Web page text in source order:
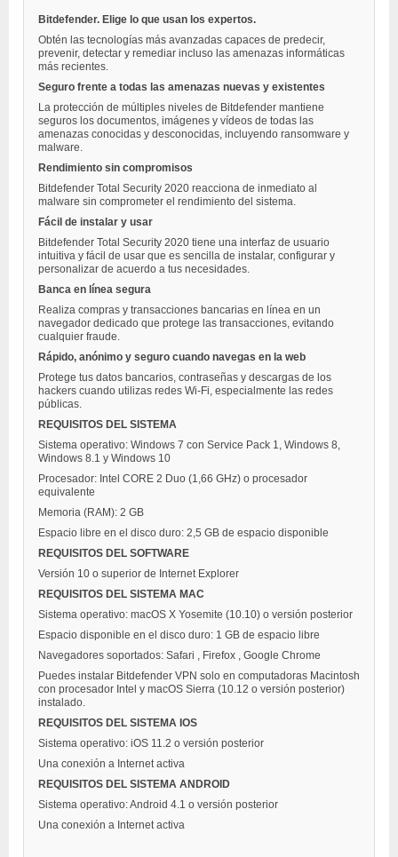
Bitdefender. Elige lo que usan los expertos.
Obtén las tecnologías más avanzadas capaces de predecir,
prevenir, detectar y remediar incluso las amenazas informáticas
más recientes.
Seguro frente a todas las amenazas nuevas y existentes
La protección de múltiples niveles de Bitdefender mantiene
seguros los documentos, imágenes y vídeos de todas las
amenazas conocidas y desconocidas, incluyendo ransomware y
malware.
Rendimiento sin compromisos
Bitdefender Total Security 2020 reacciona de inmediato al
malware sin comprometer el rendimiento del sistema.
Fácil de instalar y usar
Bitdefender Total Security 2020 tiene una interfaz de usuario
intuitiva y fácil de usar que es sencilla de instalar, configurar y
personalizar de acuerdo a tus necesidades.
Banca en línea segura
Realiza compras y transacciones bancarias en línea en un
navegador dedicado que protege las transacciones, evitando
cualquier fraude.
Rápido, anónimo y seguro cuando navegas en la web
Protege tus datos bancarios, contraseñas y descargas de los
hackers cuando utilizas redes Wi-Fi, especialmente las redes
públicas.
REQUISITOS DEL SISTEMA
Sistema operativo: Windows 7 con Service Pack 1, Windows 8,
Windows 8.1 y Windows 10
Procesador: Intel CORE 2 Duo (1,66 GHz) o procesador
equivalente
Memoria (RAM): 2 GB
Espacio libre en el disco duro: 2,5 GB de espacio disponible
REQUISITOS DEL SOFTWARE
Versión 10 o superior de Internet Explorer
REQUISITOS DEL SISTEMA MAC
Sistema operativo: macOS X Yosemite (10.10) o versión posterior
Espacio disponible en el disco duro: 1 GB de espacio libre
Navegadores soportados: Safari , Firefox , Google Chrome
Puedes instalar Bitdefender VPN solo en computadoras Macintosh
con procesador Intel y macOS Sierra (10.12 o versión posterior)
instalado.
REQUISITOS DEL SISTEMA IOS
Sistema operativo: iOS 11.2 o versión posterior
Una conexión a Internet activa
REQUISITOS DEL SISTEMA ANDROID
Sistema operativo: Android 4.1 o versión posterior
Una conexión a Internet activa